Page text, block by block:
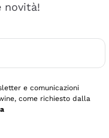
novità!
e comunicazioni
come richiesto dalla